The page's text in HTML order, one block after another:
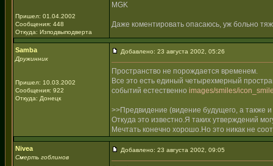
Пришел: 01.04.2002
Сообщения: 448
Откуда: Изподвыподверта
MGK
Даже коментировать опасаюсь, уж больно
Samba
Дружинник
Пришел: 10.03.2002
Сообщения: 922
Откуда: Донецк
Добавлено: 23 августа 2002, 05:26
Пространство не порождается временем.
Все это есть единый четырехмерный
событий естественно images/smiles/
>>Предвидение (видение будущего, а также
Откуда это известно.Я таких утверждений
Мечтать конечно хорошо.Но это никак не
Nivea
Смерть гоблинов
Добавлено: 23 августа 2002, 09:05